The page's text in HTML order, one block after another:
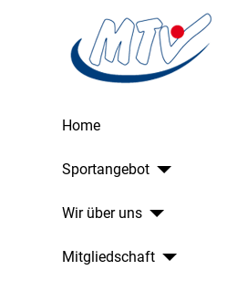
Home
Sportangebot
Wir über uns
Mitgliedschaft